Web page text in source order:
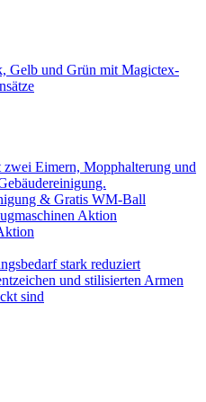
& Gratis WM-Ball
Aktion
stark reduziert